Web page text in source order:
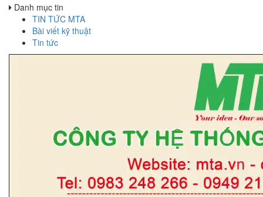
Danh mục tin
TIN TỨC MTA
Bài viết kỹ thuật
Tin tức